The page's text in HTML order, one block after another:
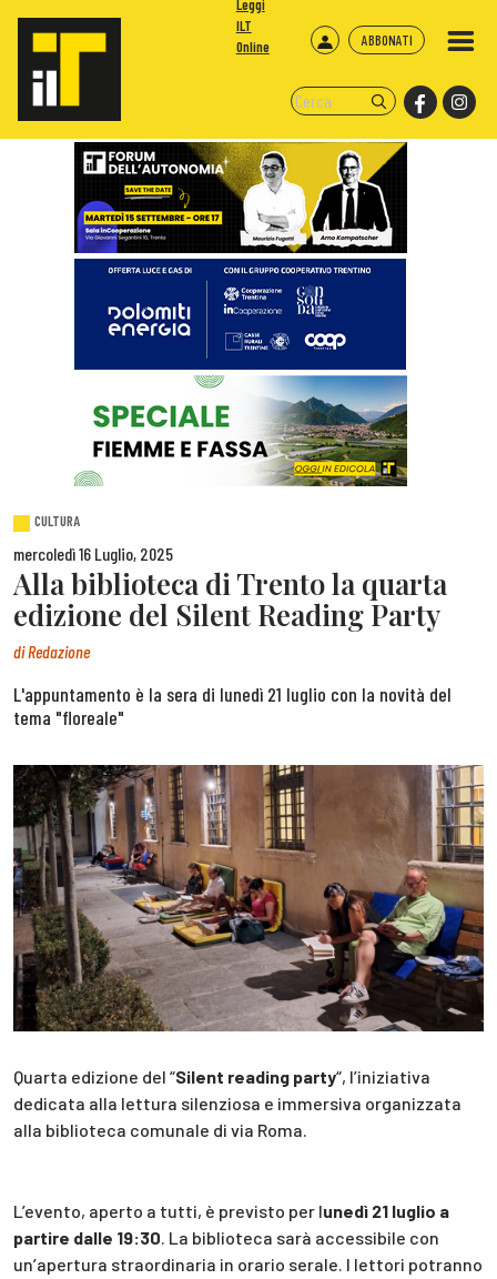
ABBONATI
Leggi
ILT
Online
CULTURA
mercoledì 16 Luglio, 2025
Alla biblioteca di Trento la quarta
edizione del Silent Reading Party
diRedazione
L'appuntamento è la sera di lunedì 21 luglio con la novità del
tema "floreale"
Quarta edizione del “Silent reading party“, l’iniziativa
dedicata alla lettura silenziosa e immersiva organizzata
alla biblioteca comunale di via Roma.
L’evento, aperto a tutti, è previsto per lunedì 21 luglio a
partire dalle 19:30. La biblioteca sarà accessibile con
un’apertura straordinaria in orario serale. I lettori potranno